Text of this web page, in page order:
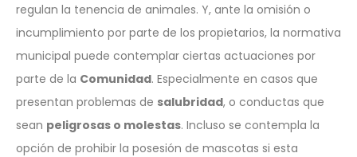
regulan la tenencia de animales. Y, ante la omisión o
incumplimiento por parte de los propietarios, la normativa
municipal puede contemplar ciertas actuaciones por
parte de la Comunidad. Especialmente en casos que
presentan problemas de salubridad, o conductas que
sean peligrosas o molestas. Incluso se contempla la
opción de prohibir la posesión de mascotas si esta